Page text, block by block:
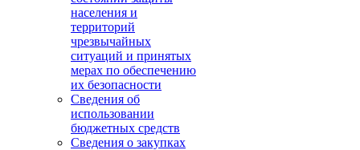
населения и
территорий
чрезвычайных
ситуаций и принятых
мерах по обеспечению
их безопасности
Сведения об
использовании
бюджетных средств
Сведения о закупках